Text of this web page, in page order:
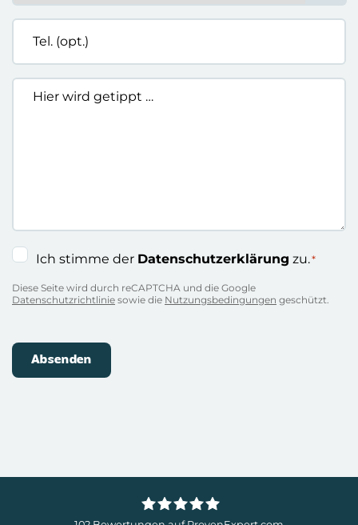
Tel.
(opt.)
Hier
wird
Einwilligung
Ich stimme der Datenschutzerklärung zu.*
Diese Seite wird durch reCAPTCHA und die Google
Datenschutzrichtlinie sowie die Nutzungsbedingungen geschützt.